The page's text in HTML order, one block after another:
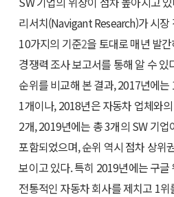
리서치(Navigant Research)가 시장
10가지의 기준2을 토대로 매년 발
경쟁력 조사 보고서를 통해 알 수 있
순위를 비교해 본 결과, 2017년에는
1개이나, 2018년은 자동차 업체와
2개, 2019년에는 총 3개의 SW 기업
포함되었으며, 순위 역시 점차 상위
보이고 있다. 특히 2019년에는 구
전통적인 자동차 회사를 제치고 1